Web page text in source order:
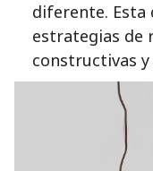
diferente. Esta
estrategias de
constructivas